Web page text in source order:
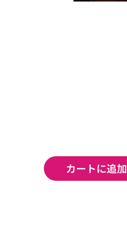
カートに追加